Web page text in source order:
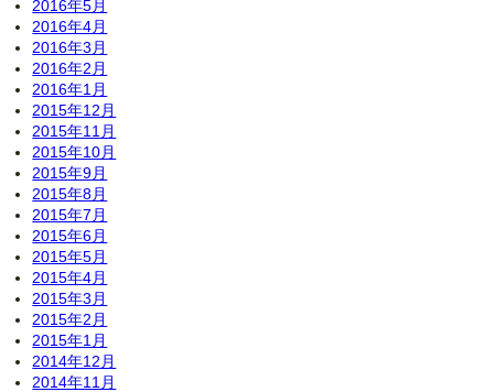
2016年5月
2016年4月
2016年3月
2016年2月
2016年1月
2015年12月
2015年11月
2015年10月
2015年9月
2015年8月
2015年7月
2015年6月
2015年5月
2015年4月
2015年3月
2015年2月
2015年1月
2014年12月
2014年11月